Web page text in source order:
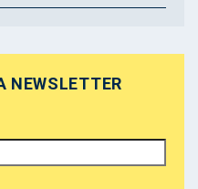
NEWSLETTER